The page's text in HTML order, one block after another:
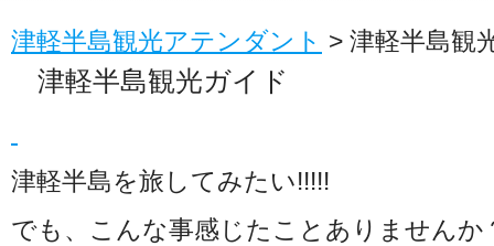
津軽半島観光アテンダント > 津軽半島観
津軽半島観光ガイド
津軽半島を旅してみたい!!!!!
でも、こんな事感じたことありませんか